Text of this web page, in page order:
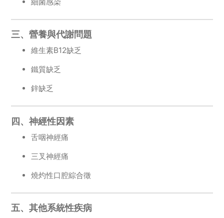
三、營養與代謝問題
維生素B12缺乏
鐵質缺乏
鋅缺乏
四、神經性因素
舌咽神經痛
三叉神經痛
燒灼性口腔綜合徵
五、其他系統性疾病